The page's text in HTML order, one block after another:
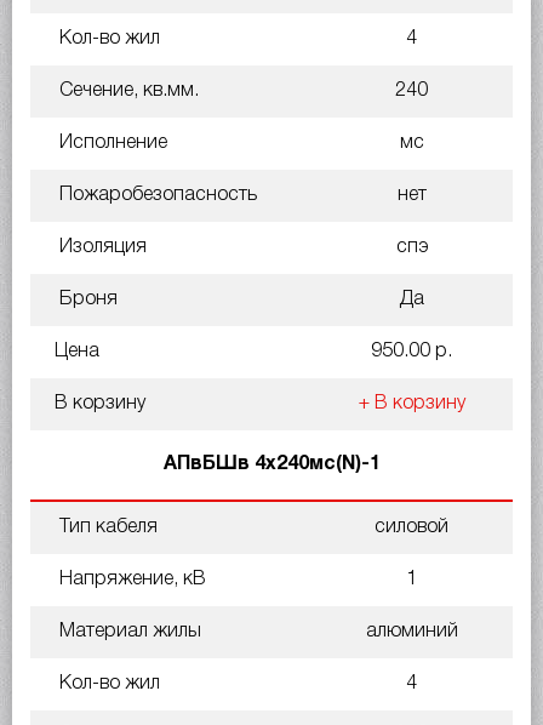
Кол-во жил 4
Сечение, кв.мм. 240
Исполнение мс
Пожаробезопасность нет
Изоляция спэ
Броня Да
Цена 950.00 р.
В корзину + В корзину
АПвБШв 4х240мс(N)-1
Тип кабеля силовой
Напряжение, кВ 1
Материал жилы алюминий
Кол-во жил 4